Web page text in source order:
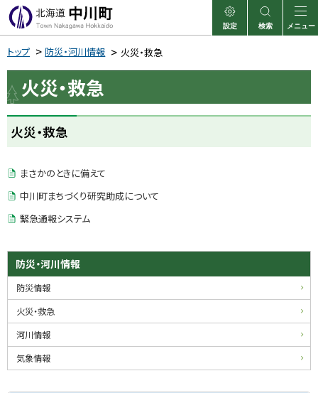
本
へ
メ
ニ
ュ
中川町 表示
設定
検索
サイト内検索
メニュー
トップ 防災・河川情報 火災・救急
火災・救急
ページ内目次
火
救
急
火災・救急
まさかのときに備えて
中川町まちづくり研究助成について
緊急通報システム
ッ
戻
サ
イ
ド
メ
防災・河川情報
防災情報
火災・救急
河川情報
気象情報